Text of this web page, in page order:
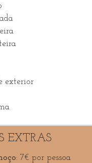
exterior
EXTRAS
: 7€ por pessoa